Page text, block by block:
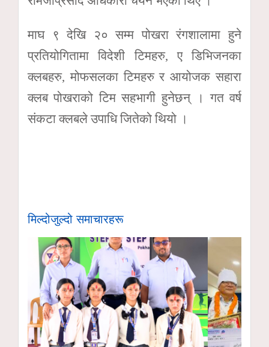
माघ ९ देखि २० सम्म पोखरा रंगशालामा हुने
प्रतियोगितामा विदेशी टिमहरु, ए डिभिजनका
क्लबहरु, मोफसलका टिमहरु र आयोजक सहारा
क्लब पोखराको टिम सहभागी हुनेछन् । गत वर्ष
संकटा क्लबले उपाधि जितेको थियो ।
मिल्दोजुल्दो समाचारहरू